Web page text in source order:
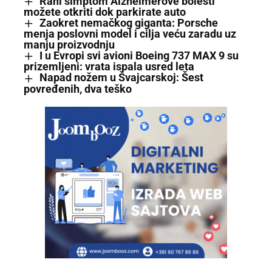
možete otkriti dok parkirate auto
Zaokret nemačkog giganta: Porsche
menja poslovni model i cilja veću zaradu uz
manju proizvodnju
I u Evropi svi avioni Boeing 737 MAX 9 su
prizemljeni: vrata ispala usred leta
Napad nožem u Švajcarskoj: Šest
povređenih, dva teško